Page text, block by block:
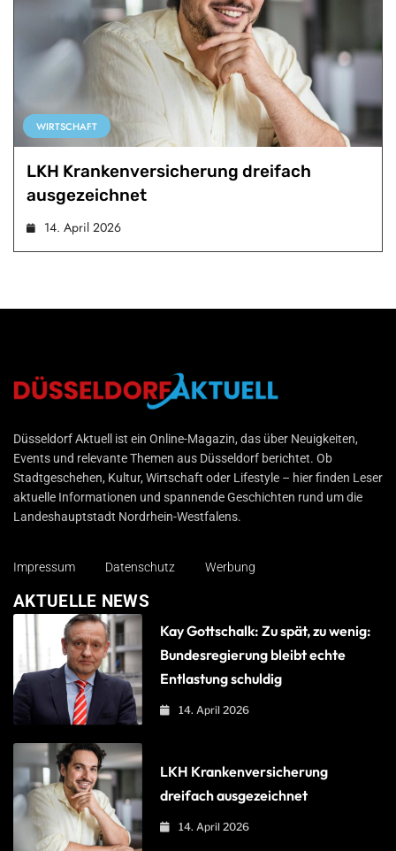
WIRTSCHAFT
LKH Krankenversicherung dreifach
ausgezeichnet
14. April 2026
Düsseldorf Aktuell
Düsseldorf Aktuell ist ein Online-Magazin, das über Neuigkeiten,
Events und relevante Themen aus Düsseldorf berichtet. Ob
Stadtgeschehen, Kultur, Wirtschaft oder Lifestyle – hier finden Leser
aktuelle Informationen und spannende Geschichten rund um die
Landeshauptstadt Nordrhein-Westfalens.
Impressum Datenschutz Werbung
AKTUELLE NEWS
Kay Gottschalk: Zu spät, zu wenig:
Bundesregierung bleibt echte
Entlastung schuldig
14. April 2026
LKH Krankenversicherung
dreifach ausgezeichnet
14. April 2026